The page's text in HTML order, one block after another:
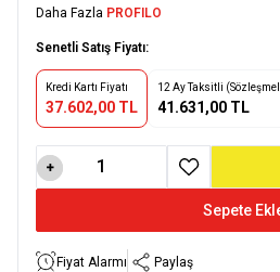
Daha Fazla PROFILO
Senetli Satış Fiyatı:
Kredi Kartı Fiyatı
37.602,00 TL
12 Ay Taksitli
41.631,00 TL
Sepete
Favoriye Ekle
Fiyat Alarmı Paylaş